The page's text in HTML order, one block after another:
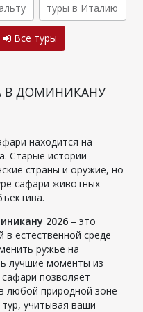
туры в Италию
Все туры
В ДОМИНИКАНУ
находится на
Старые истории
страны и оружие, но
сафари животных
2026 – это
естественной среде
ружье на
лучшие моменты из
позволяет
любой природной зоне
учитывая ваши